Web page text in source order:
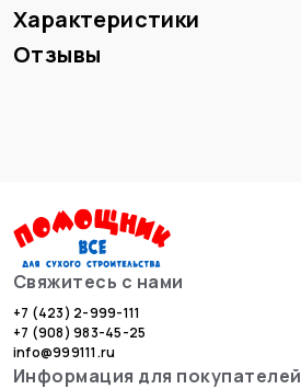
Характеристики
Отзывы
Свяжитесь с нами
+7 (423) 2-999-111
+7 (908) 983-45-25
info@999111.ru
Информация для покупателей